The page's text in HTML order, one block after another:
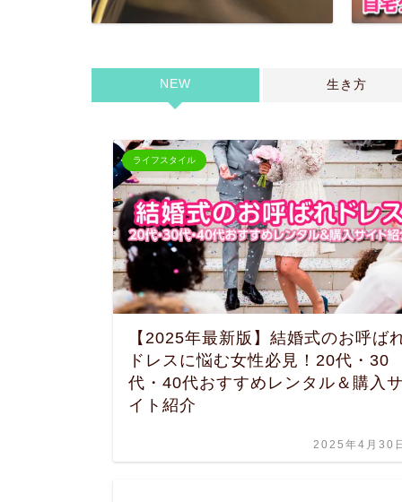
NEW 生き方
ライフスタイル
【2025年最新版】結婚式のお呼ば
ドレスに悩む女性必見！20代・30
代・40代おすすめレンタル＆購入
イト紹介
2025年4月30